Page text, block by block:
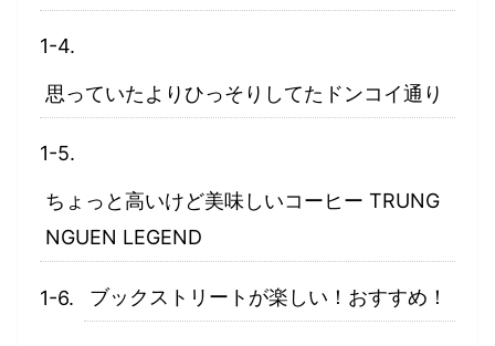
思っていたよりひっそりしてたドンコイ通り
ちょっと高いけど美味しいコーヒー TRUNG
NGUEN LEGEND
ブックストリートが楽しい！おすすめ！